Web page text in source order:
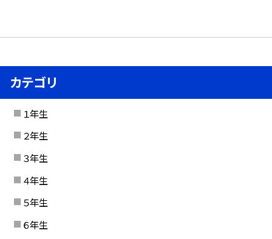
カテゴリ
１年生
２年生
３年生
４年生
５年生
６年生